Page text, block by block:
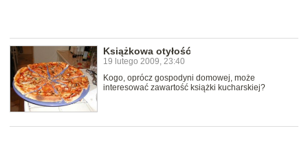
Książkowa otyłość
19 lutego 2009, 23:40
Kogo, oprócz gospodyni domowej, może
interesować zawartość książki kucharskiej?